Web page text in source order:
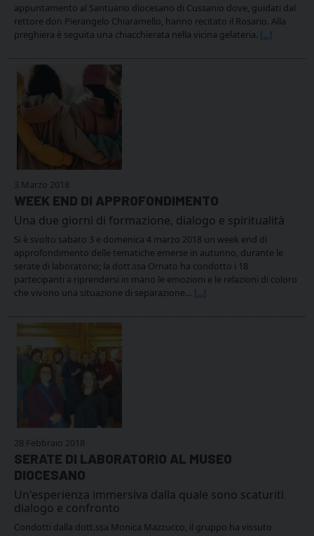
appuntamento al Santuario diocesano di Cussanio dove, guidati dal
rettore don Pierangelo Chiaramello, hanno recitato il Rosario. Alla
preghiera è seguita una chiacchierata nella vicina gelateria. [...]
3 Marzo 2018
WEEK END DI APPROFONDIMENTO
Una due giorni di formazione, dialogo e spiritualità
Si è svolto sabato 3 e domenica 4 marzo 2018 un week end di
approfondimento delle tematiche emerse in autunno, durante le
serate di laboratorio; la dott.ssa Ornato ha condotto i 18
partecipanti a riprendersi in mano le emozioni e le relazioni di coloro
che vivono una situazione di separazione… [...]
28 Febbraio 2018
SERATE DI LABORATORIO AL MUSEO
DIOCESANO
Un'esperienza immersiva dalla quale sono scaturiti
dialogo e confronto
Condotti dalla dott.ssa Monica Mazzucco, il gruppo ha vissuto